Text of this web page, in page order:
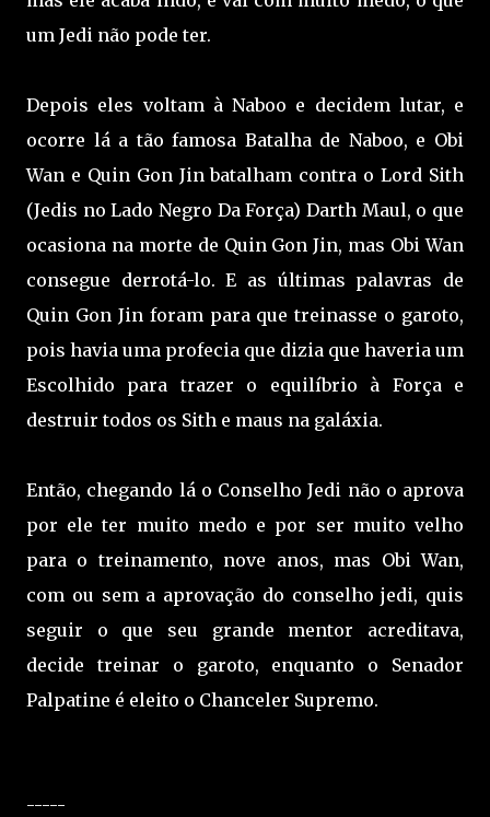
um Jedi não pode ter.
Depois eles voltam à Naboo e decidem lutar, e
ocorre lá a tão famosa Batalha de Naboo, e Obi
Wan e Quin Gon Jin batalham contra o Lord Sith
(Jedis no Lado Negro Da Força) Darth Maul, o que
ocasiona na morte de Quin Gon Jin, mas Obi Wan
consegue derrotá-lo. E as últimas palavras de
Quin Gon Jin foram para que treinasse o garoto,
pois havia uma profecia que dizia que haveria um
Escolhido para trazer o equilíbrio à Força e
destruir todos os Sith e maus na galáxia.
Então, chegando lá o Conselho Jedi não o aprova
por ele ter muito medo e por ser muito velho
para o treinamento, nove anos, mas Obi Wan,
com ou sem a aprovação do conselho jedi, quis
seguir o que seu grande mentor acreditava,
decide treinar o garoto, enquanto o Senador
Palpatine é eleito o Chanceler Supremo.
-----